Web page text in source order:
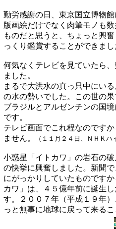
勤労感謝の日、東京国立博物
版画絵だけでなく肉筆モノも
ものだと思うと、ちょっと興
っくり鑑賞することができま
何気なくテレビを見ていたら
ました。
まるで大洪水の真っ只中にい
の水の勢いでした。この世の
ブラジルとアルゼンチンの国
です。
テレビ画面でこれ程なのです
ません。
（１１月２４日、ＮＨＫ
小惑星「イトカワ」の岩石の
の快挙に興奮しました。新聞
にがっかりしていたものです
カワ」は、４５億年前に誕生
す。２００７年（平成１９年
っと無事に地球に戻って来る